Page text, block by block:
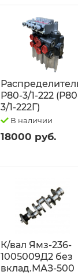
Р80-3/1-222
3/1-222Г)
В наличии
18000 руб.
К/вал Ямз-236-
1005009Д2 без
вклад.МАЗ-500